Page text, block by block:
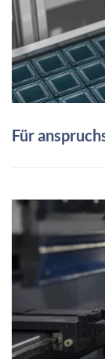
Für